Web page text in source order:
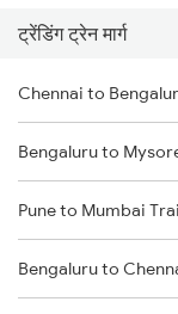
ट्रेंडिंग ट्रेन मार्ग
Chennai to
Bengaluru to
Pune to Mumbai
Bengaluru to